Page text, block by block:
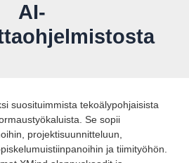
AI-
suosituimmista tekoälypohjaisista
Se sopii
projektisuunnitteluun,
ja tiimityöhön.